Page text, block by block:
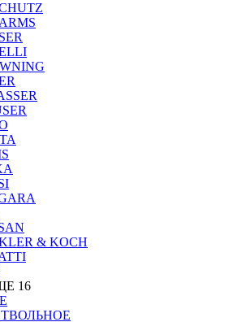
& KOCH
16